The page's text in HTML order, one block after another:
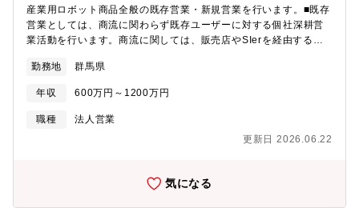
カー・自動車部品においては今後電気自動車、ハイブリッドカー
へと製品の軸足が移っていく中でも必ず必要とされる部品（ば
ね、シート等）を製品として有しています。・幅広い製品ポート
創立以来80年間経常赤字なしと事業の安定性が魅力。・同社の離
で中途入社割合は約2割であり、上級管理職の中途入社割合も約2
割なのでハンデはありません。・働き方改革プロジェクト：2018
業務効率化の取り組み事例紹介や計画の進捗報告会を行っていま
1LDK／2LDKの家族寮（3～4万円程）、１Kの独身寮（1～3万円
産業用ロボット商品全般の既存営業・新規営業を行います。■既存
営業としては、商流に関わらず既存ユーザーに対する個社深耕営
業活動を行います。商流に関しては、販売店やSIerを経由する間
動においては、販売店、SIer、周辺機器メーカーとの連携も重要
となります。■新規営業の際は、販売店やSIerからの紹介、展示会
で獲得したリード、Web問い合わせ等を通じて顧客を獲得してい
きます。■既存・新規ともに、販売店の開拓や自社商品取り扱い拡
す。■顧客訪問面談を基本とし、状況に応じてリモート技術を活用
材…「高品質」「高性能」「高付加価値」をモットーに、使いや
すさを考慮したうえで最新技術を駆使して開発された同社の商品
勤務地 群馬県
年収 600万円～1200万円
職種
法人営業
更新日 2026.06.22
気になる